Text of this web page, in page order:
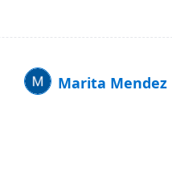
Marita Mendez